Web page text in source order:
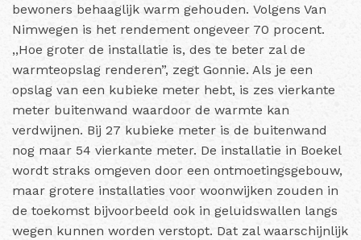
bewoners behaaglijk warm gehouden. Volgens Van
Nimwegen is het rendement ongeveer 70 procent.
,,Hoe groter de installatie is, des te beter zal de
warmteopslag renderen”, zegt Gonnie. Als je een
opslag van een kubieke meter hebt, is zes vierkante
meter buitenwand waardoor de warmte kan
verdwijnen. Bij 27 kubieke meter is de buitenwand
nog maar 54 vierkante meter. De installatie in Boekel
wordt straks omgeven door een ontmoetingsgebouw,
maar grotere installaties voor woonwijken zouden in
de toekomst bijvoorbeeld ook in geluidswallen langs
wegen kunnen worden verstopt. Dat zal waarschijnlijk